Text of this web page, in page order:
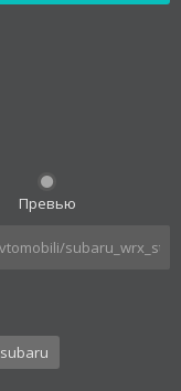
Превью
subaru